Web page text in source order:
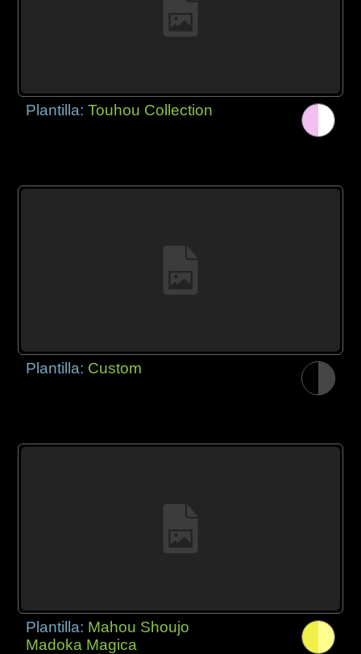
Plantilla:Touhou Collection
Plantilla: Custom
Plantilla: Mahou Shoujo
Madoka Magica